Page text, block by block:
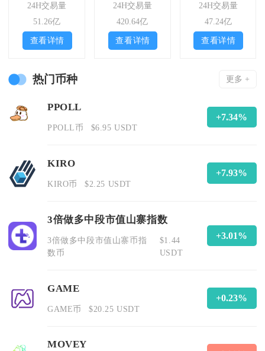
24H交易量
51.26亿
查看详情
24H交易量
420.64亿
查看详情
24H交易量
47.24亿
查看详情
热门币种 更多 +
PPOLL
PPOLL币 $6.95 USDT
+7.34%
KIRO
KIRO币 $2.25 USDT
+7.93%
3倍做多中段市值山寨指数
3倍做多中段市值山寨币指
数币
$1.44
USDT
+3.01%
GAME
GAME币 $20.25 USDT
+0.23%
MOVEY